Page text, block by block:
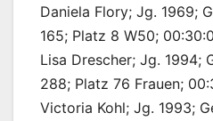
Daniela Flory; Jg. 1969;
165; Platz 8 W50;
Lisa Drescher; Jg. 1994;
288; Platz 76 Frauen;
Victoria Kohl; Jg. 1993;